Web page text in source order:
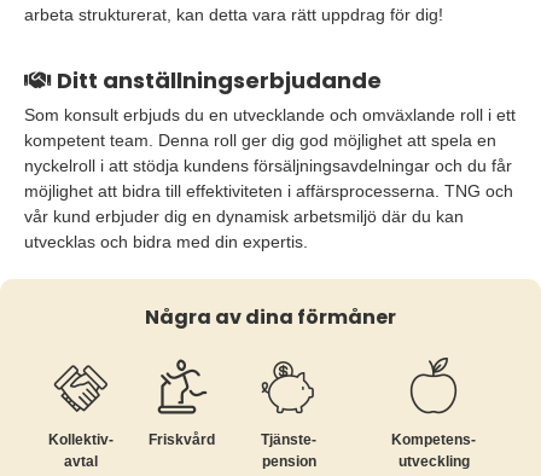
arbeta strukturerat, kan detta vara rätt uppdrag för dig!
Ditt anställningserbjudande
Som konsult erbjuds du en utvecklande och omväxlande roll i ett
kompetent team. Denna roll ger dig god möjlighet att spela en
nyckelroll i att stödja kundens försäljningsavdelningar och du får
möjlighet att bidra till effektiviteten i affärsprocesserna. TNG och
vår kund erbjuder dig en dynamisk arbetsmiljö där du kan
utvecklas och bidra med din expertis.
Några av dina förmåner
Kollektiv­
avtal
Friskvård
Tjänste­
pension
Kompetens­
utveckling